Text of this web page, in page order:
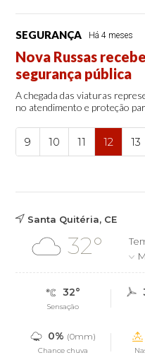
SEGURANÇA Há 4 meses
Nova Russas
segurança pública
A chegada das viaturas
no atendimento e proteção
9 10 11 12 13
Santa Quitéria, CE
32°
32°
Sensação
0% (0mm)
Chance chuva